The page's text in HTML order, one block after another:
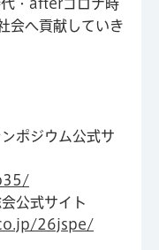
・afterコロナ時
会へ貢献していき
ポジウム公式サ
公式サイト
26jspe/